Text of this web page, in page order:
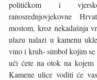
političkom i
ranosrednjovjekovne
mostom, kroz nekadašnja
ulazu nalazi u kamenu
vino i kruh- simbol kojim
uči ćete na otok na
Kamene ulice voditi će